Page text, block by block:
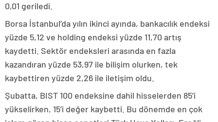
0,01 geriledi.
Borsa İstanbul’da yılın ikinci ayında, bankacılık endeksi
yüzde 5,12 ve holding endeksi yüzde 11,70 artış
kaydetti. Sektör endeksleri arasında en fazla
kazandıran yüzde 53,97 ile bilişim olurken, tek
kaybettiren yüzde 2,26 ile iletişim oldu.
Şubatta, BIST 100 endeksine dahil hisselerden 85’i
yükselirken, 15’i değer kaybetti. Bu dönemde en çok